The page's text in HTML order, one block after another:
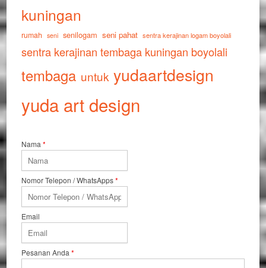
kuningan
rumah seni senilogam seni pahat sentra kerajinan logam boyolali
sentra kerajinan tembaga kuningan boyolali
tembaga untuk yudaartdesign
yuda art design
Nama*
Nomor Telepon / WhatsApps*
Email
Pesanan Anda*